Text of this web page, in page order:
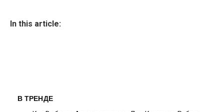
In this article:
В ТРЕНДЕ